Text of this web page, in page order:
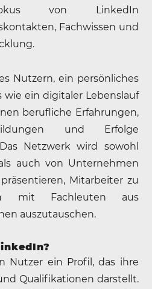
von LinkedIn
Fachwissen und
Nutzern, ein persönliches
wie ein digitaler Lebenslauf
berufliche Erfahrungen,
und Erfolge
Netzwerk wird sowohl
auch von Unternehmen
Mitarbeiter zu
mit Fachleuten aus
auszutauschen.
Nutzer ein Profil, das ihre
Qualifikationen darstellt.